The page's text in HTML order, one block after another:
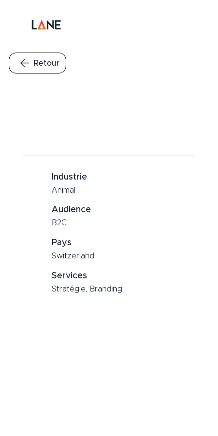
Retour
Industrie
Animal
Audience
B2C
Pays
Switzerland
Services
Stratégie, Branding